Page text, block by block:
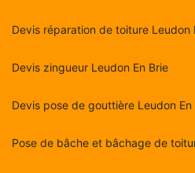
Devis réparation de toiture Leudon
Devis zingueur Leudon En Brie
Devis pose de gouttière Leudon En
Pose de bâche et bâchage de